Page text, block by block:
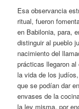
Esa observancia
ritual, fueron
en Babilonia, para,
distinguir al pueblo
nacimiento del
prácticas llegaron
la vida de los
que se podían dar
envases de la
la ley misma, por